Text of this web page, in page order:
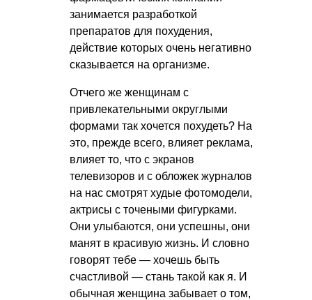
занимается разработкой
препаратов для похудения,
действие которых очень негативно
сказывается на организме.
Отчего же женщинам с
привлекательными округлыми
формами так хочется похудеть? На
это, прежде всего, влияет реклама,
влияет то, что с экранов
телевизоров и с обложек журналов
на нас смотрят худые фотомодели,
актрисы с точеными фигурками.
Они улыбаются, они успешны, они
манят в красивую жизнь. И словно
говорят тебе — хочешь быть
счастливой — стань такой как я. И
обычная женщина забывает о том,